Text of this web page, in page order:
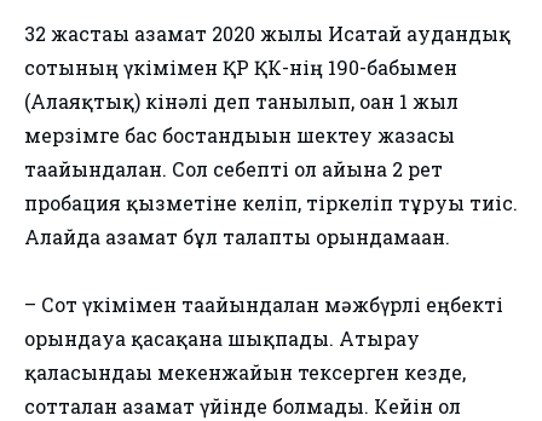
32 жастағы азамат 2020 жылы Исатай аудандық
сотының үкімімен ҚР ҚК-нің 190-бабымен
(Алаяқтық) кінәлі деп танылып, оған 1 жыл
мерзімге бас бостандығын шектеу жазасы
тағайындалған. Сол себепті ол айына 2 рет
пробация қызметіне келіп, тіркеліп тұруы тиіс.
Алайда азамат бұл талапты орындамаған.
– Сот үкімімен тағайындалған мәжбүрлі еңбекті
орындауға қасақана шықпады. Атырау
қаласындағы мекенжайын тексерген кезде,
сотталған азамат үйінде болмады. Кейін ол